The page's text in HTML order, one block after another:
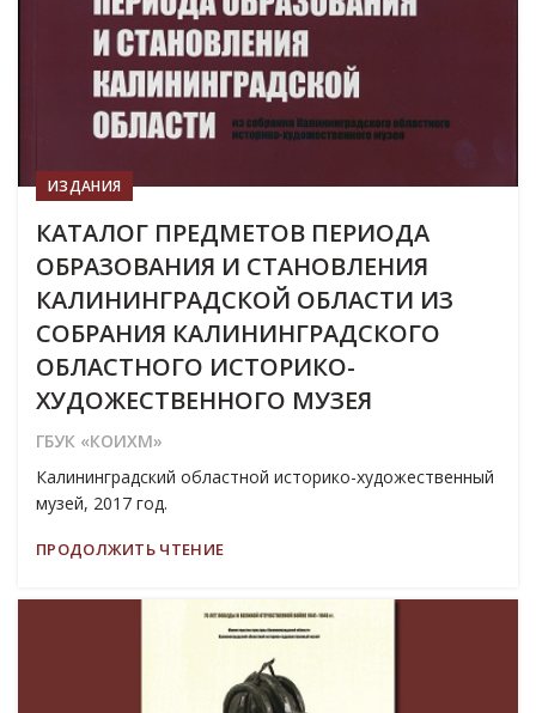
ИЗДАНИЯ
КАТАЛОГ ПРЕДМЕТОВ ПЕРИОДА
ОБРАЗОВАНИЯ И СТАНОВЛЕНИЯ
КАЛИНИНГРАДСКОЙ ОБЛАСТИ ИЗ
СОБРАНИЯ КАЛИНИНГРАДСКОГО
ОБЛАСТНОГО ИСТОРИКО-
ХУДОЖЕСТВЕННОГО МУЗЕЯ
ГБУК «КОИХМ»
Калининградский областной историко-художественный
музей, 2017 год.
ПРОДОЛЖИТЬ ЧТЕНИЕ